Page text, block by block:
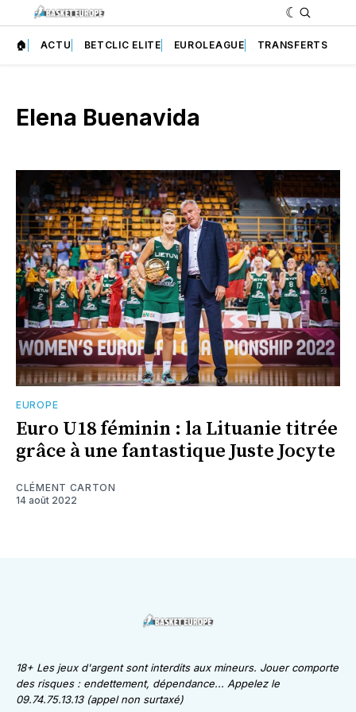
🏠 ACTU BETCLIC ELITE EUROLEAGUE TRANSFERTS
Elena Buenavida
EUROPE
Euro U18 féminin : la Lituanie titrée
grâce à une fantastique Juste Jocyte
CLÉMENT CARTON
14 août 2022
18+ Les jeux d'argent sont interdits aux mineurs. Jouer comporte
des risques : endettement, dépendance... Appelez le
09.74.75.13.13 (appel non surtaxé)